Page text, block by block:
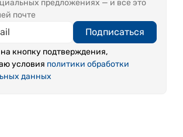
предложениях — и все это
почте
Подписаться
кнопку подтверждения,
условия политики обработки
данных